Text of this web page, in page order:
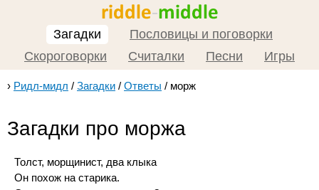
Загадки
Пословицы и поговорки
Скороговорки
Считалки Песни Игры
› Ридл-мидл / Загадки / Ответы / морж
Загадки про моржа
Толст, морщинист, два клыка
Он похож на старика.